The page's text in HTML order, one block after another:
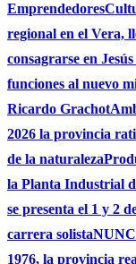
Emprendedores
regional en el Vera,
consagrarse en
funciones al nuevo
Ricardo Grachot
2026 la provincia
de la naturaleza
la Planta Industrial
se presenta el 1 y 2
carrera solista
1976, la provincia